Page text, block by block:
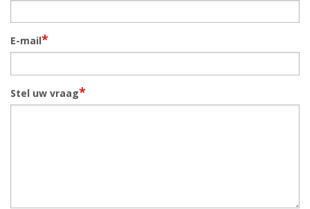
E-mail*
Stel uw vraag*